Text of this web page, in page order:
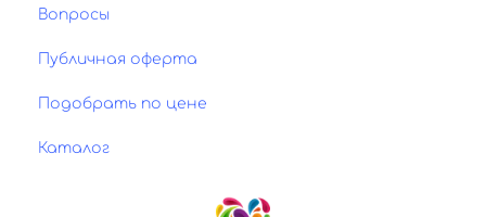
Вопросы
Публичная оферта
Подобрать по цене
Каталог